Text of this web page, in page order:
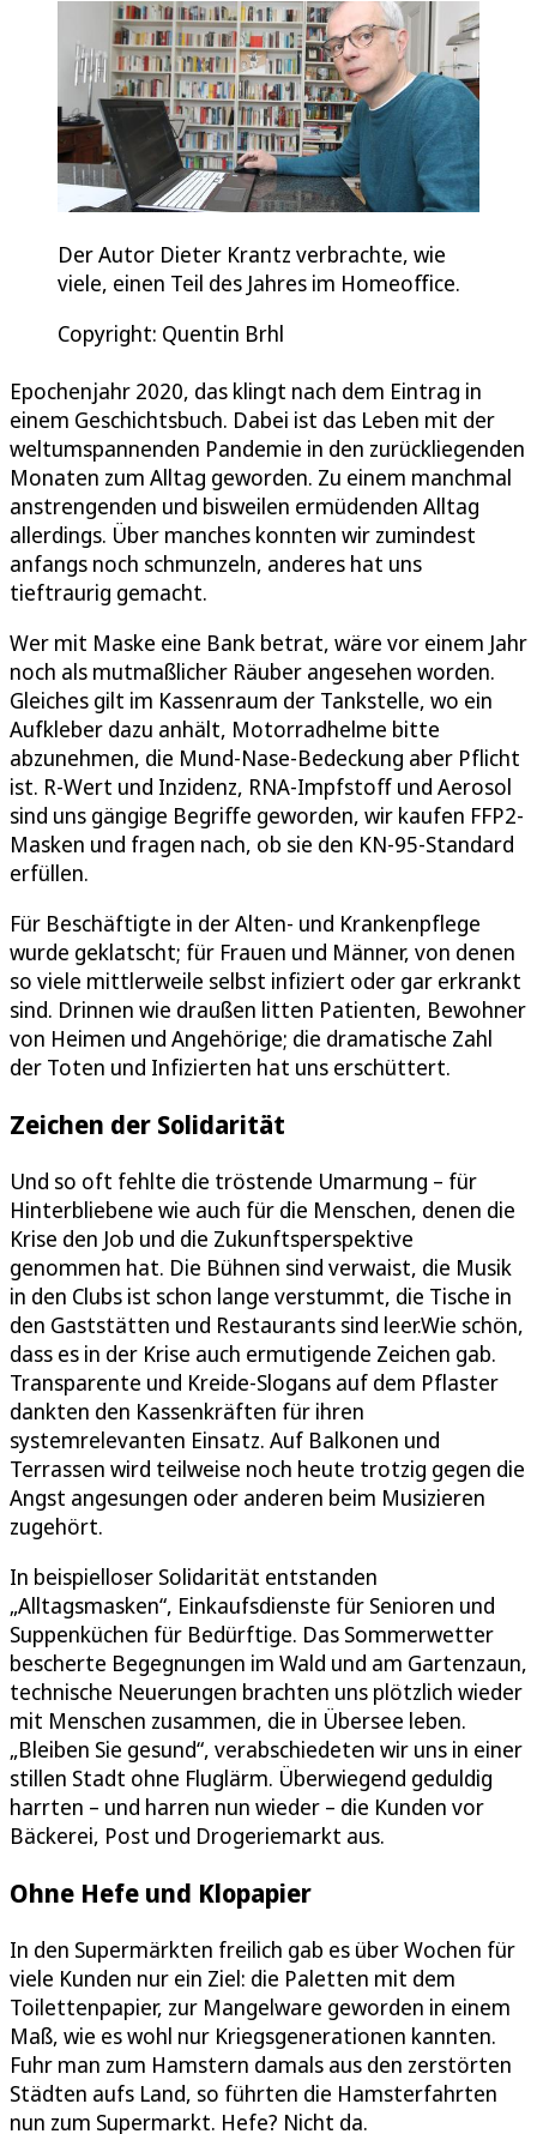
Der Autor Dieter Krantz verbrachte, wie
viele, einen Teil des Jahres im Homeoffice.
Copyright: Quentin Brhl
Epochenjahr 2020, das klingt nach dem Eintrag in
einem Geschichtsbuch. Dabei ist das Leben mit der
weltumspannenden Pandemie in den zurückliegenden
Monaten zum Alltag geworden. Zu einem manchmal
anstrengenden und bisweilen ermüdenden Alltag
allerdings. Über manches konnten wir zumindest
anfangs noch schmunzeln, anderes hat uns
tieftraurig gemacht.
Wer mit Maske eine Bank betrat, wäre vor einem Jahr
noch als mutmaßlicher Räuber angesehen worden.
Gleiches gilt im Kassenraum der Tankstelle, wo ein
Aufkleber dazu anhält, Motorradhelme bitte
abzunehmen, die Mund-Nase-Bedeckung aber Pflicht
ist. R-Wert und Inzidenz, RNA-Impfstoff und Aerosol
sind uns gängige Begriffe geworden, wir kaufen FFP2-
Masken und fragen nach, ob sie den KN-95-Standard
erfüllen.
Für Beschäftigte in der Alten- und Krankenpflege
wurde geklatscht; für Frauen und Männer, von denen
so viele mittlerweile selbst infiziert oder gar erkrankt
sind. Drinnen wie draußen litten Patienten, Bewohner
von Heimen und Angehörige; die dramatische Zahl
der Toten und Infizierten hat uns erschüttert.
Zeichen der Solidarität
Und so oft fehlte die tröstende Umarmung – für
Hinterbliebene wie auch für die Menschen, denen die
Krise den Job und die Zukunftsperspektive
genommen hat. Die Bühnen sind verwaist, die Musik
in den Clubs ist schon lange verstummt, die Tische in
den Gaststätten und Restaurants sind leer.Wie schön,
dass es in der Krise auch ermutigende Zeichen gab.
Transparente und Kreide-Slogans auf dem Pflaster
dankten den Kassenkräften für ihren
systemrelevanten Einsatz. Auf Balkonen und
Terrassen wird teilweise noch heute trotzig gegen die
Angst angesungen oder anderen beim Musizieren
zugehört.
In beispielloser Solidarität entstanden
„Alltagsmasken“, Einkaufsdienste für Senioren und
Suppenküchen für Bedürftige. Das Sommerwetter
bescherte Begegnungen im Wald und am Gartenzaun,
technische Neuerungen brachten uns plötzlich wieder
mit Menschen zusammen, die in Übersee leben.
„Bleiben Sie gesund“, verabschiedeten wir uns in einer
stillen Stadt ohne Fluglärm. Überwiegend geduldig
harrten – und harren nun wieder – die Kunden vor
Bäckerei, Post und Drogeriemarkt aus.
Ohne Hefe und Klopapier
In den Supermärkten freilich gab es über Wochen für
viele Kunden nur ein Ziel: die Paletten mit dem
Toilettenpapier, zur Mangelware geworden in einem
Maß, wie es wohl nur Kriegsgenerationen kannten.
Fuhr man zum Hamstern damals aus den zerstörten
Städten aufs Land, so führten die Hamsterfahrten
nun zum Supermarkt. Hefe? Nicht da.